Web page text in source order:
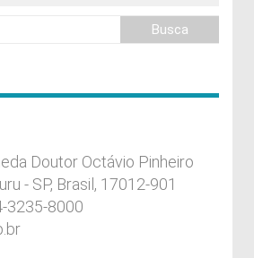
Doutor Octávio Pinheiro
- SP, Brasil, 17012-901
3235-8000